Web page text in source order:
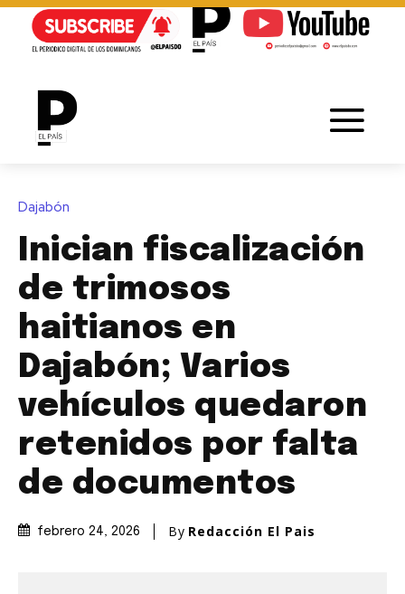
Dajabón
Inician fiscalización
de trimosos
haitianos en
Dajabón; Varios
vehículos quedaron
retenidos por falta
de documentos
febrero 24, 2026 By Redacción El Pais